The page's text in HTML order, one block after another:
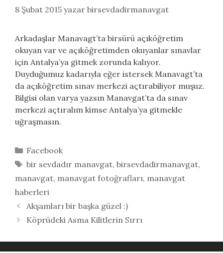
8 Şubat 2015 yazar birsevdadirmanavgat
Arkadaşlar Manavagt’ta birsürü açıköğretim
okuyan var ve açıköğretimden okuyanlar sınavlar
için Antalya’ya gitmek zorunda kalıyor.
Duyduğumuz kadarıyla eğer istersek Manavagt’ta
da açıköğretim sınav merkezi açtırabiliyor muşuz.
Bilgisi olan varya yazsın Manavgat’ta da sınav
merkezi açtıralım kimse Antalya’ya gitmekle
uğraşmasın.
Kategoriler
Facebook
Etiketler
bir sevdadır manavgat, birsevdadirmanavgat,
manavgat, manavgat fotoğrafları, manavgat
haberleri
Akşamları bir başka güzel :)
Köprüdeki Asma Kilitlerin Sırrı